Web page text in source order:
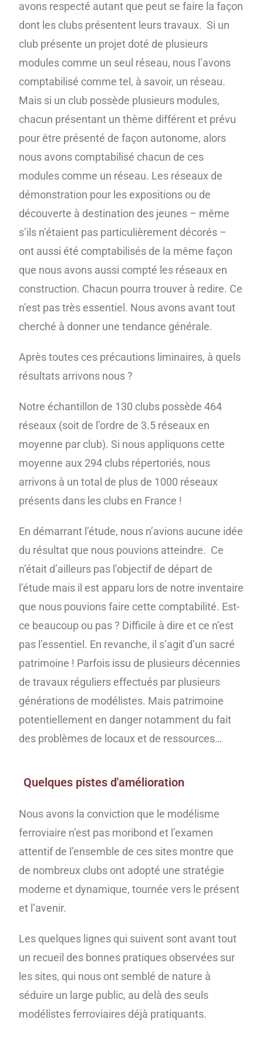
avons respecté autant que peut se faire la façon
dont les clubs présentent leurs travaux. Si un
club présente un projet doté de plusieurs
modules comme un seul réseau, nous l’avons
comptabilisé comme tel, à savoir, un réseau.
Mais si un club possède plusieurs modules,
chacun présentant un thème différent et prévu
pour être présenté de façon autonome, alors
nous avons comptabilisé chacun de ces
modules comme un réseau. Les réseaux de
démonstration pour les expositions ou de
découverte à destination des jeunes – même
s’ils n’étaient pas particulièrement décorés –
ont aussi été comptabilisés de la même façon
que nous avons aussi compté les réseaux en
construction. Chacun pourra trouver à redire. Ce
n’est pas très essentiel. Nous avons avant tout
cherché à donner une tendance générale.
Après toutes ces précautions liminaires, à quels
résultats arrivons nous ?
Notre échantillon de 130 clubs possède 464
réseaux (soit de l’ordre de 3.5 réseaux en
moyenne par club). Si nous appliquons cette
moyenne aux 294 clubs répertoriés, nous
arrivons à un total de plus de 1000 réseaux
présents dans les clubs en France !
En démarrant l’étude, nous n’avions aucune idée
du résultat que nous pouvions atteindre. Ce
n’était d’ailleurs pas l’objectif de départ de
l’étude mais il est apparu lors de notre inventaire
que nous pouvions faire cette comptabilité. Est-
ce beaucoup ou pas ? Difficile à dire et ce n’est
pas l’essentiel. En revanche, il s’agit d’un sacré
patrimoine ! Parfois issu de plusieurs décennies
de travaux réguliers effectués par plusieurs
générations de modélistes. Mais patrimoine
potentiellement en danger notamment du fait
des problèmes de locaux et de ressources…
Quelques pistes d'amélioration
Nous avons la conviction que le modélisme
ferroviaire n’est pas moribond et l’examen
attentif de l’ensemble de ces sites montre que
de nombreux clubs ont adopté une stratégie
moderne et dynamique, tournée vers le présent
et l’avenir.
Les quelques lignes qui suivent sont avant tout
un recueil des bonnes pratiques observées sur
les sites, qui nous ont semblé de nature à
séduire un large public, au delà des seuls
modélistes ferroviaires déjà pratiquants.